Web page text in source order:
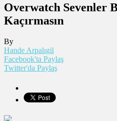
Overwatch Sevenler
Kaçırmasın
By
Hande Arpalıgil
Facebook'ta Paylaş
Twitter'da Paylaş